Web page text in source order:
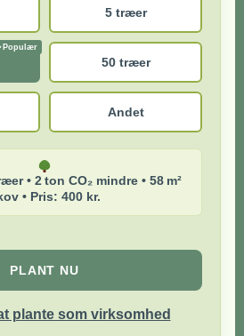
5 træer
50 træer
Andet
• 2 ton CO₂ mindre • 58 m²
• Pris: 400 kr.
PLANT NU
plante som virksomhed